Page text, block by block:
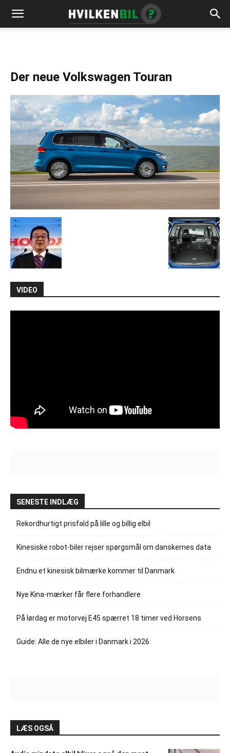
Der neue Volkswagen Touran
VIDEO
SENESTE INDLÆG
Rekordhurtigt prisfald på lille og billig elbil
Kinesiske robot-biler rejser spørgsmål om danskernes data
Endnu et kinesisk bilmærke kommer til Danmark
Nye Kina-mærker får flere forhandlere
På lørdag er motorvej E45 spærret 18 timer ved Horsens
Guide: Alle de nye elbiler i Danmark i 2026
LÆS OGSÅ